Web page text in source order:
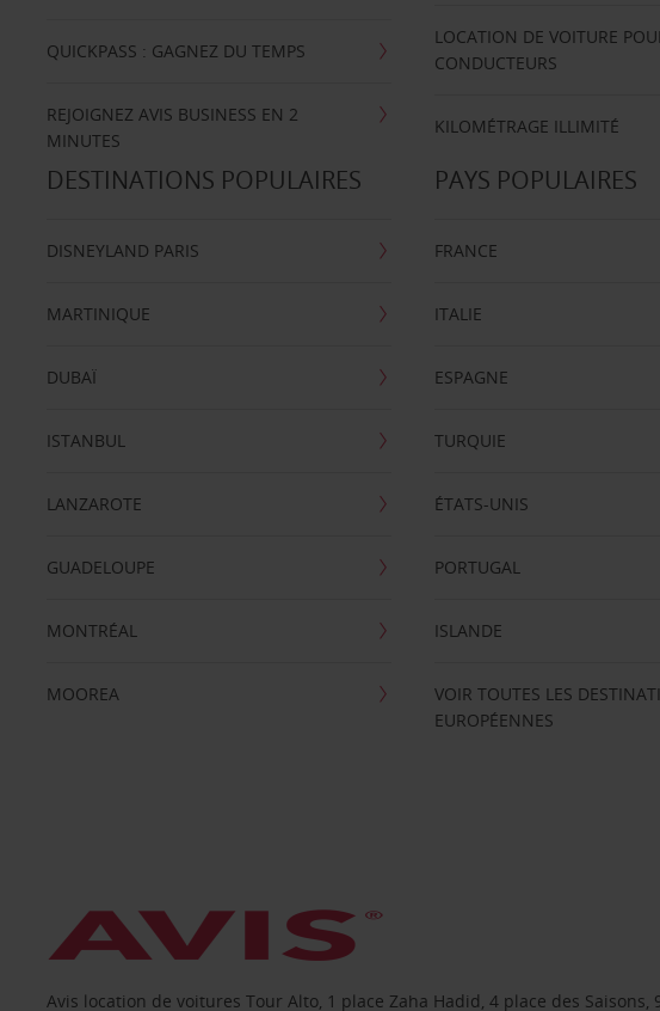
QUICKPASS : GAGNEZ DU TEMPS
REJOIGNEZ AVIS BUSINESS EN 2
MINUTES
LOCATION DE VOITURE
CONDUCTEURS
KILOMÉTRAGE ILLIMITÉ
DESTINATIONS POPULAIRES
DISNEYLAND PARIS
MARTINIQUE
DUBAÏ
ISTANBUL
LANZAROTE
GUADELOUPE
MONTRÉAL
MOOREA
PAYS POPULAIRES
FRANCE
ITALIE
ESPAGNE
TURQUIE
ÉTATS-UNIS
PORTUGAL
ISLANDE
VOIR TOUTES LES
EUROPÉENNES
Avis location de voitures Tour Alto, 1 place Zaha Hadid, 4 place des Saisons,